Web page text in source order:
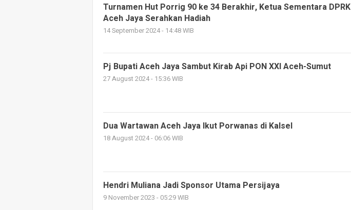
Turnamen Hut Porrig 90 ke 34 Berakhir, Ketua Sementara DPRK
Aceh Jaya Serahkan Hadiah
14 September 2024 - 14:48 WIB
Pj Bupati Aceh Jaya Sambut Kirab Api PON XXI Aceh-Sumut
27 August 2024 - 15:36 WIB
Dua Wartawan Aceh Jaya Ikut Porwanas di Kalsel
18 August 2024 - 06:06 WIB
Hendri Muliana Jadi Sponsor Utama Persijaya
9 November 2023 - 05:29 WIB